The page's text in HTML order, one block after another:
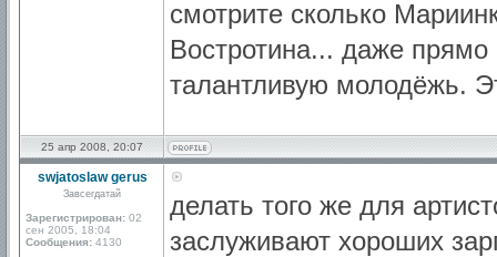
смотрите сколько
Востротина... даже прямо
талантливую молодёжь.
25 апр 2008, 20:07
swjatoslaw gerus
Завсегдатай
Зарегистрирован: 02
сен 2005, 18:04
Сообщения: 4130
делать того же для
заслуживают хороших